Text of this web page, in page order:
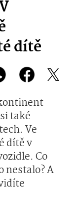
dítě
také
Ve
dítě v
Co
nestalo? A